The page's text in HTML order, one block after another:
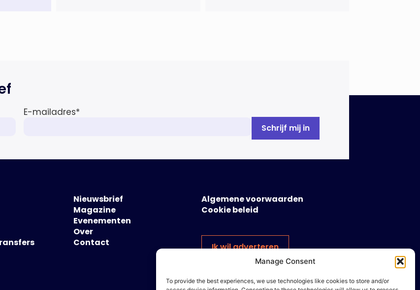
Manage Consent
To provide the best experiences, we use technologies like cookies to store and/or
E-mailadres*
Nieuwsbrief
Magazine
Evenementen
Over
Contact
Algemene voorwaarden
Cookie beleid
Ik wil adverteren